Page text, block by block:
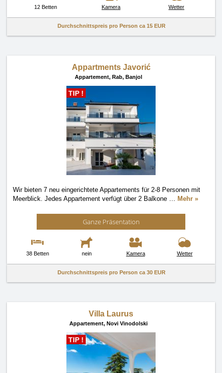
12 Betten Kamera Wetter
Durchschnittspreis pro Person ca 15 EUR
Appartments Javorić
Appartement, Rab, Banjol
TIP !
Wir bieten 7 neu eingerichtete Appartements für 2-8 Personen mit
Meerblick. Jedes Appartement verfügt über 2 Balkone … Mehr »
Ganze Präsentation
38 Betten nein Kamera Wetter
Durchschnittspreis pro Person ca 30 EUR
Villa Laurus
Appartement, Novi Vinodolski
TIP !